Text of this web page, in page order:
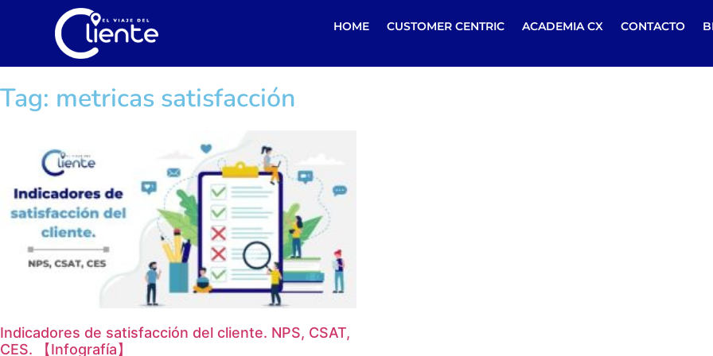
HOME CUSTOMER CENTRIC ACADEMIA CX CONTACTO
Tag: metricas satisfacción
Indicadores de satisfacción del cliente. NPS, CSAT,
CES. 【Infografía】